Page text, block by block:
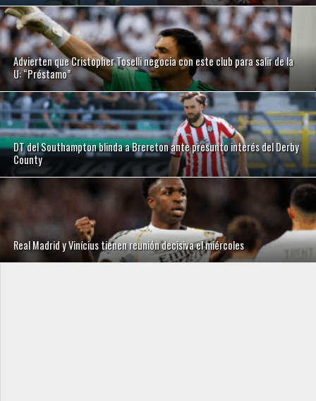
Advierten que Cristopher Toselli negocia con este club para salir de la
U: “Préstamo”
DT del Southampton blinda a Brereton ante presunto interés del Derby
County
Real Madrid y Vinícius tienen reunión decisiva el miércoles